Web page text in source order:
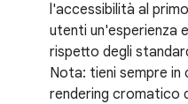
l'accessibilità al
utenti un'esperienza
rispetto degli
Nota: tieni sempre in
rendering cromatico